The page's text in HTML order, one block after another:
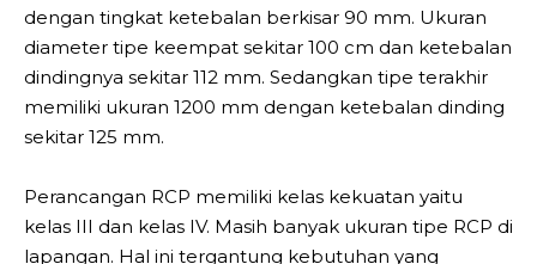
dengan tingkat ketebalan berkisar 90 mm. Ukuran
diameter tipe keempat sekitar 100 cm dan ketebalan
dindingnya sekitar 112 mm. Sedangkan tipe terakhir
memiliki ukuran 1200 mm dengan ketebalan dinding
sekitar 125 mm.
Perancangan RCP memiliki kelas kekuatan yaitu
kelas III dan kelas IV. Masih banyak ukuran tipe RCP di
lapangan. Hal ini tergantung kebutuhan yang